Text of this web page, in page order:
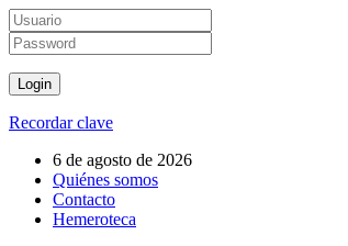
Recordar clave
6 de agosto de 2026
Quiénes somos
Contacto
Hemeroteca